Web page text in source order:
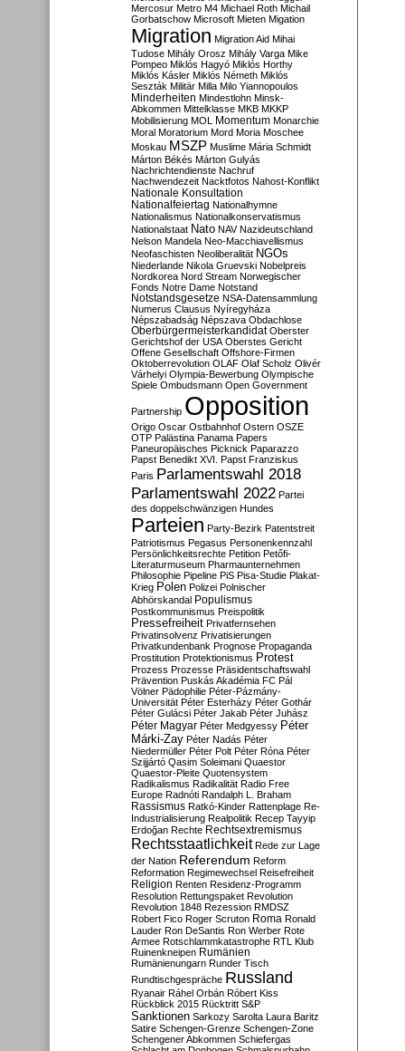
Mercosur Metro M4 Michael Roth Michail
Gorbatschow Microsoft Mieten Migation
Migration Migration Aid Mihai
Tudose Mihály Orosz Mihály Varga Mike
Pompeo Miklós Hagyó Miklós Horthy
Miklós Kásler Miklós Németh Miklós
Seszták Militär Milla Milo Yiannopoulos
Minderheiten Mindestlohn Minsk-
Abkommen Mittelklasse MKB MKKP
Mobilisierung MOL Momentum Monarchie
Moral Moratorium Mord Moria Moschee
Moskau MSZP Muslime Mária Schmidt
Márton Békés Márton Gulyás
Nachrichtendienste Nachruf
Nachwendezeit Nacktfotos Nahost-Konflikt
Nationale Konsultation
Nationalfeiertag Nationalhymne
Nationalismus Nationalkonservatismus
Nationalstaat Nato NAV Nazideutschland
Nelson Mandela Neo-Macchiavellismus
Neofaschisten Neoliberalität NGOs
Niederlande Nikola Gruevski Nobelpreis
Nordkorea Nord Stream Norwegischer
Fonds Notre Dame Notstand
Notstandsgesetze NSA-Datensammlung
Numerus Clausus Nyíregyháza
Népszabadság Népszava Obdachlose
Oberbürgermeisterkandidat Oberster
Gerichtshof der USA Oberstes Gericht
Offene Gesellschaft Offshore-Firmen
Oktoberrevolution OLAF Olaf Scholz Olivér
Várhelyi Olympia-Bewerbung Olympische
Spiele Ombudsmann Open Government
Partnership Opposition
Origo Oscar Ostbahnhof Ostern OSZE
OTP Palästina Panama Papers
Paneuropäisches Picknick Paparazzo
Papst Benedikt XVI. Papst Franziskus
Paris Parlamentswahl 2018
Parlamentswahl 2022 Partei
des doppelschwänzigen Hundes
Parteien Party-Bezirk Patentstreit
Patriotismus Pegasus Personenkennzahl
Persönlichkeitsrechte Petition Petőfi-
Literaturmuseum Pharmaunternehmen
Philosophie Pipeline PiS Pisa-Studie Plakat-
Krieg Polen Polizei Polnischer
Abhörskandal Populismus
Postkommunismus Preispolitik
Pressefreiheit Privatfernsehen
Privatinsolvenz Privatisierungen
Privatkundenbank Prognose Propaganda
Prostitution Protektionismus Protest
Prozess Prozesse Präsidentschaftswahl
Prävention Puskás Akadémia FC Pál
Völner Pädophilie Péter-Pázmány-
Universität Péter Esterházy Péter Gothár
Péter Gulácsi Péter Jakab Péter Juhász
Péter Magyar Péter Medgyessy Péter
Márki-Zay Péter Nadás Péter
Niedermüller Péter Polt Péter Róna Péter
Szijjártó Qasim Soleimani Quaestor
Quaestor-Pleite Quotensystem
Radikalismus Radikalität Radio Free
Europe Radnóti Randalph L. Braham
Rassismus Ratkó-Kinder Rattenplage Re-
Industrialisierung Realpolitik Recep Tayyip
Erdoğan Rechte Rechtsextremismus
Rechtsstaatlichkeit Rede zur Lage
der Nation Referendum Reform
Reformation Regimewechsel Reisefreiheit
Religion Renten Residenz-Programm
Resolution Rettungspaket Revolution
Revolution 1848 Rezession RMDSZ
Robert Fico Roger Scruton Roma Ronald
Lauder Ron DeSantis Ron Werber Rote
Armee Rotschlammkatastrophe RTL Klub
Ruinenkneipen Rumänien
Rumänienungarn Runder Tisch
Rundtischgespräche Russland
Ryanair Ráhel Orbán Róbert Kiss
Rückblick 2015 Rücktritt S&P
Sanktionen Sarkozy Sarolta Laura Baritz
Satire Schengen-Grenze Schengen-Zone
Schengener Abkommen Schiefergas